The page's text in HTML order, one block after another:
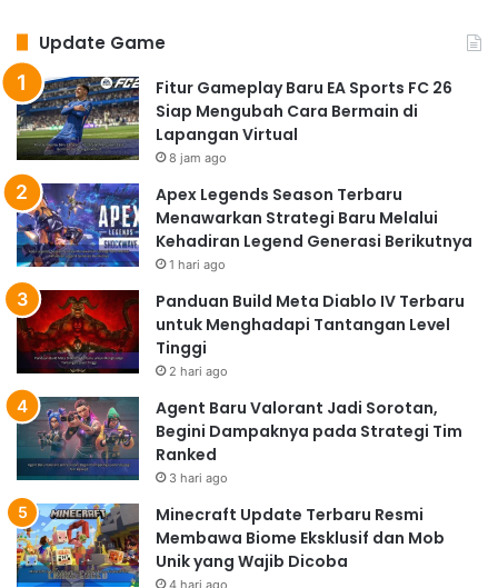
Update Game
Fitur Gameplay Baru EA Sports FC 26
Siap Mengubah Cara Bermain di
Lapangan Virtual
8 jam ago
Apex Legends Season Terbaru
Menawarkan Strategi Baru Melalui
Kehadiran Legend Generasi Berikutnya
1 hari ago
Panduan Build Meta Diablo IV Terbaru
untuk Menghadapi Tantangan Level
Tinggi
2 hari ago
Agent Baru Valorant Jadi Sorotan,
Begini Dampaknya pada Strategi Tim
Ranked
3 hari ago
Minecraft Update Terbaru Resmi
Membawa Biome Eksklusif dan Mob
Unik yang Wajib Dicoba
4 hari ago